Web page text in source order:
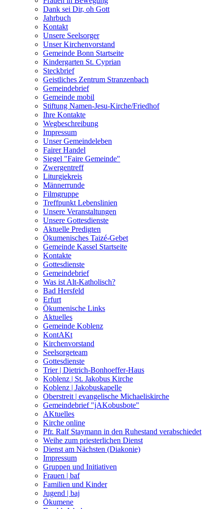
Dank sei Dir, oh Gott
Jahrbuch
Kontakt
Unsere Seelsorger
Unser Kirchenvorstand
Gemeinde Bonn Startseite
Kindergarten St. Cyprian
Steckbrief
Geistliches Zentrum Stranzenbach
Gemeindebrief
Gemeinde mobil
Stiftung Namen-Jesu-Kirche/Friedhof
Ihre Kontakte
Wegbeschreibung
Impressum
Unser Gemeindeleben
Fairer Handel
Siegel "Faire Gemeinde"
Zwergentreff
Liturgiekreis
Männerrunde
Filmgruppe
Treffpunkt Lebenslinien
Unsere Veranstaltungen
Unsere Gottesdienste
Aktuelle Predigten
Ökumenisches Taizé-Gebet
Gemeinde Kassel Startseite
Kontakte
Gottesdienste
Gemeindebrief
Was ist Alt-Katholisch?
Bad Hersfeld
Erfurt
Ökumenische Links
Aktuelles
Gemeinde Koblenz
KontAKt
Kirchenvorstand
Seelsorgeteam
Gottesdienste
Trier | Dietrich-Bonhoeffer-Haus
Koblenz | St. Jakobus Kirche
Koblenz | Jakobuskapelle
Oberstreit | evangelische Michaeliskirche
Gemeindebrief "jAKobusbote"
AKtuelles
Kirche online
Pfr. Ralf Staymann in den Ruhestand verabschiedet
Weihe zum priesterlichen Dienst
Dienst am Nächsten (Diakonie)
Impressum
Gruppen und Initiativen
Frauen | baf
Familien und Kinder
Jugend | baj
Ökumene